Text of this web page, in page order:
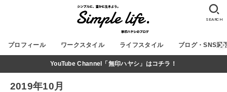
プロフィール ワークスタイル ライフスタイル ブログ・SNS運
SEARCH
YouTube Channel「無印ハヤシ」はコチラ！
2019年10月